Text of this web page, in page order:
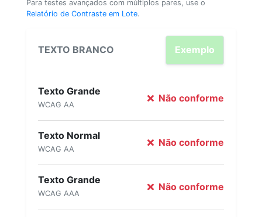
Para testes avançados com múltiplos pares, use o
Relatório de Contraste em Lote.
TEXTO BRANCO Exemplo
Texto Grande
WCAG AA
Não conforme
Texto Normal
WCAG AA
Não conforme
Texto Grande
WCAG AAA
Não conforme